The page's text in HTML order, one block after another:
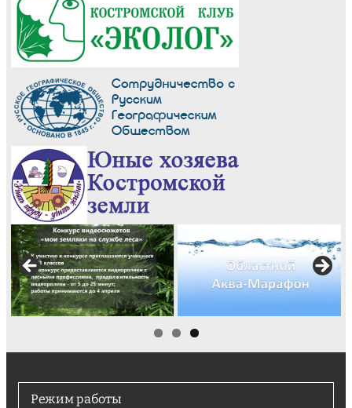
Режим работы